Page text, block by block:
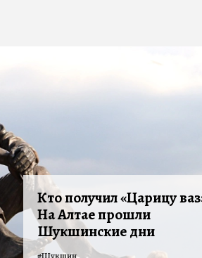
Кто получил «Царицу
На Алтае прошли
Шукшинские дни